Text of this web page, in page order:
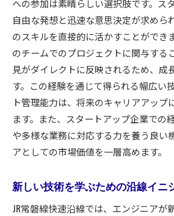
への参加は素晴らしい選択肢です。ス
自由な発想と迅速な意思決定が求めら
のスキルを直接的に活かすことができ
のチームでのプロジェクトに関与する
見がダイレクトに反映されるため、成
す。この経験を通じて得られる幅広い
ト管理能力は、将来のキャリアアップ
ます。また、スタートアップ企業での
や多様な業務に対応する力を養う良い
アとしての市場価値を一層高めます。
新しい技術を学ぶための沿線イニ
JR常磐線快速沿線では、エンジニアが